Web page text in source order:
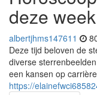
deze
albertjhms147611
Deze tijd beloven de
diverse
een kansen op
https://